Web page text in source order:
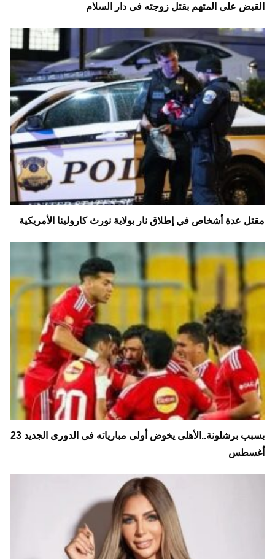
القبض على المتهم بقتل زوجته فى دار السلام
مقتل عدة أشخاص في إطلاق نار بولاية نورث كارولينا الأمريكية
بسبب برشلونة..الأهلى يخوض أولى مبارياته فى الدورى الجديد 23
أغسطس